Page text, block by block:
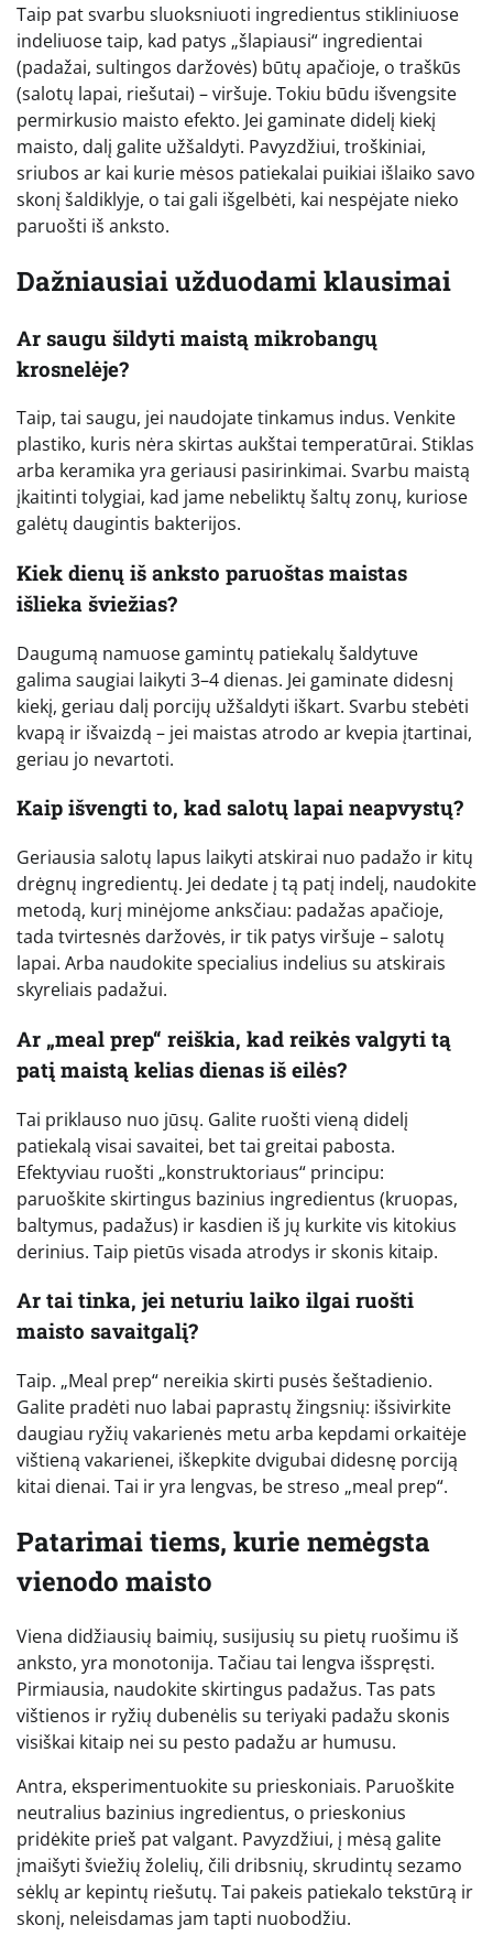
Taip pat svarbu sluoksniuoti ingredientus stikliniuose
indeliuose taip, kad patys „šlapiausi“ ingredientai
(padažai, sultingos daržovės) būtų apačioje, o traškūs
(salotų lapai, riešutai) – viršuje. Tokiu būdu išvengsite
permirkusio maisto efekto. Jei gaminate didelį kiekį
maisto, dalį galite užšaldyti. Pavyzdžiui, troškiniai,
sriubos ar kai kurie mėsos patiekalai puikiai išlaiko savo
skonį šaldiklyje, o tai gali išgelbėti, kai nespėjate nieko
paruošti iš anksto.
Dažniausiai užduodami klausimai
Ar saugu šildyti maistą mikrobangų
krosnelėje?
Taip, tai saugu, jei naudojate tinkamus indus. Venkite
plastiko, kuris nėra skirtas aukštai temperatūrai. Stiklas
arba keramika yra geriausi pasirinkimai. Svarbu maistą
įkaitinti tolygiai, kad jame nebeliktų šaltų zonų, kuriose
galėtų daugintis bakterijos.
Kiek dienų iš anksto paruoštas maistas
išlieka šviežias?
Daugumą namuose gamintų patiekalų šaldytuve
galima saugiai laikyti 3–4 dienas. Jei gaminate didesnį
kiekį, geriau dalį porcijų užšaldyti iškart. Svarbu stebėti
kvapą ir išvaizdą – jei maistas atrodo ar kvepia įtartinai,
geriau jo nevartoti.
Kaip išvengti to, kad salotų lapai neapvystų?
Geriausia salotų lapus laikyti atskirai nuo padažo ir kitų
drėgnų ingredientų. Jei dedate į tą patį indelį, naudokite
metodą, kurį minėjome anksčiau: padažas apačioje,
tada tvirtesnės daržovės, ir tik patys viršuje – salotų
lapai. Arba naudokite specialius indelius su atskirais
skyreliais padažui.
Ar „meal prep“ reiškia, kad reikės valgyti tą
patį maistą kelias dienas iš eilės?
Tai priklauso nuo jūsų. Galite ruošti vieną didelį
patiekalą visai savaitei, bet tai greitai pabosta.
Efektyviau ruošti „konstruktoriaus“ principu:
paruoškite skirtingus bazinius ingredientus (kruopas,
baltymus, padažus) ir kasdien iš jų kurkite vis kitokius
derinius. Taip pietūs visada atrodys ir skonis kitaip.
Ar tai tinka, jei neturiu laiko ilgai ruošti
maisto savaitgalį?
Taip. „Meal prep“ nereikia skirti pusės šeštadienio.
Galite pradėti nuo labai paprastų žingsnių: išsivirkite
daugiau ryžių vakarienės metu arba kepdami orkaitėje
vištieną vakarienei, iškepkite dvigubai didesnę porciją
kitai dienai. Tai ir yra lengvas, be streso „meal prep“.
Patarimai tiems, kurie nemėgsta
vienodo maisto
Viena didžiausių baimių, susijusių su pietų ruošimu iš
anksto, yra monotonija. Tačiau tai lengva išspręsti.
Pirmiausia, naudokite skirtingus padažus. Tas pats
vištienos ir ryžių dubenėlis su teriyaki padažu skonis
visiškai kitaip nei su pesto padažu ar humusu.
Antra, eksperimentuokite su prieskoniais. Paruoškite
neutralius bazinius ingredientus, o prieskonius
pridėkite prieš pat valgant. Pavyzdžiui, į mėsą galite
įmaišyti šviežių žolelių, čili dribsnių, skrudintų sezamo
sėklų ar kepintų riešutų. Tai pakeis patiekalo tekstūrą ir
skonį, neleisdamas jam tapti nuobodžiu.